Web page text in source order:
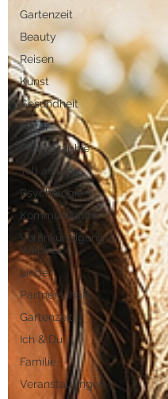
Gartenzeit
Beauty
Reisen
Kunst
Gesundheit
Natur
Photographie
Tell a story
Psychologie
Kommunikation
Vorankündigung
Webinar
Liebe
Partnerschaft
Gartenzeit
Ich & Du
Familie
Veranstaltungen